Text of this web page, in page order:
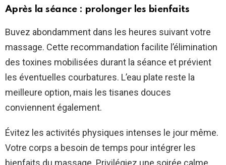
Après la séance : prolonger les bienfaits
Buvez abondamment dans les heures suivant votre
massage. Cette recommandation facilite l’élimination
des toxines mobilisées durant la séance et prévient
les éventuelles courbatures. L’eau plate reste la
meilleure option, mais les tisanes douces
conviennent également.
Évitez les activités physiques intenses le jour même.
Votre corps a besoin de temps pour intégrer les
bienfaits du massage. Privilégiez une soirée calme,